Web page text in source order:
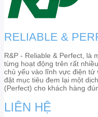
RELIABLE &
R&P - Reliable & Perfect, là
từng hoạt động trên rất
chủ yếu vào lĩnh vực điện tử
đặt mục tiêu đem lại một
(Perfect) cho khách hàng
LIÊN HỆ